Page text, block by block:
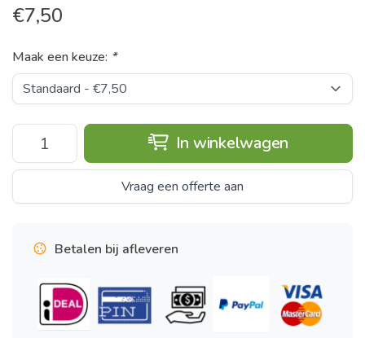
€7,50
Maak een keuze: *
In winkelwagen
Vraag een offerte aan
Betalen bij afleveren